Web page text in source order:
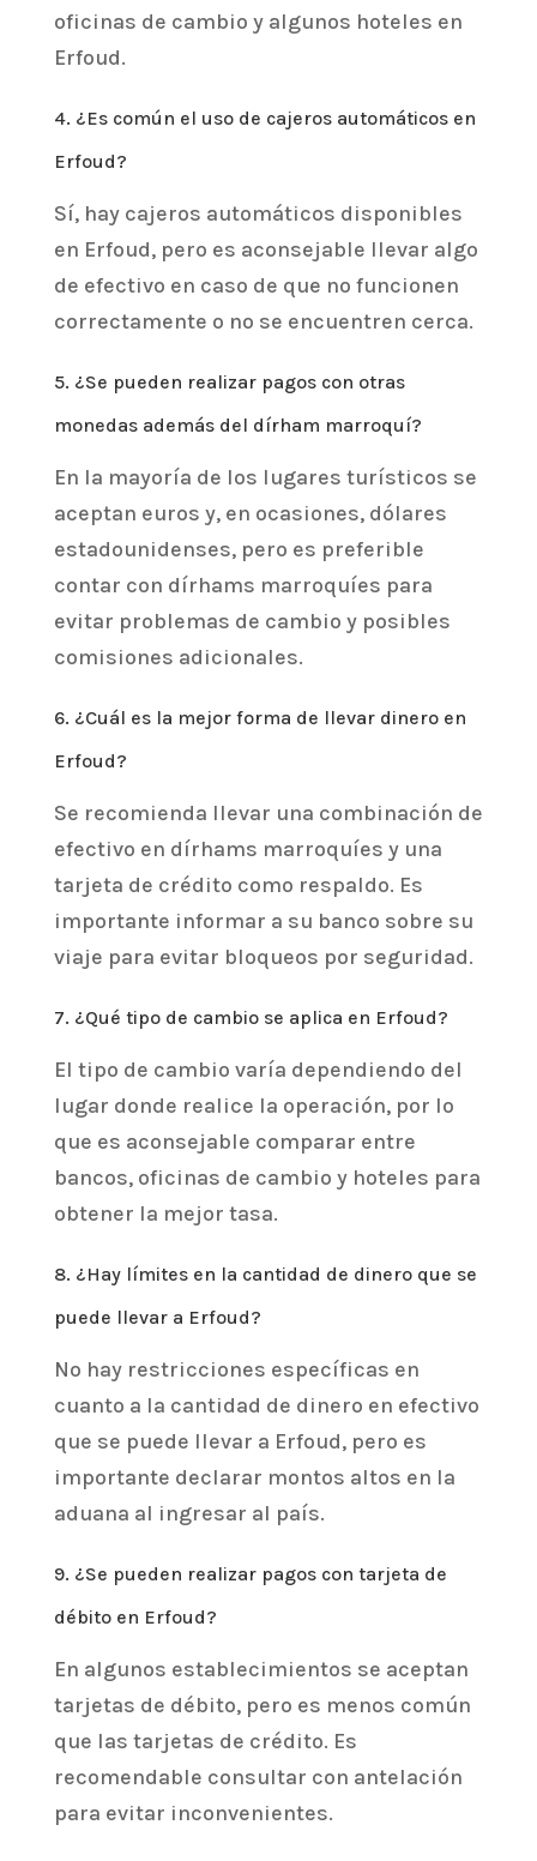
oficinas de cambio y algunos hoteles en
Erfoud.
4. ¿Es común el uso de cajeros automáticos en
Erfoud?
Sí, hay cajeros automáticos disponibles
en Erfoud, pero es aconsejable llevar algo
de efectivo en caso de que no funcionen
correctamente o no se encuentren cerca.
5. ¿Se pueden realizar pagos con otras
monedas además del dírham marroquí?
En la mayoría de los lugares turísticos se
aceptan euros y, en ocasiones, dólares
estadounidenses, pero es preferible
contar con dírhams marroquíes para
evitar problemas de cambio y posibles
comisiones adicionales.
6. ¿Cuál es la mejor forma de llevar dinero en
Erfoud?
Se recomienda llevar una combinación de
efectivo en dírhams marroquíes y una
tarjeta de crédito como respaldo. Es
importante informar a su banco sobre su
viaje para evitar bloqueos por seguridad.
7. ¿Qué tipo de cambio se aplica en Erfoud?
El tipo de cambio varía dependiendo del
lugar donde realice la operación, por lo
que es aconsejable comparar entre
bancos, oficinas de cambio y hoteles para
obtener la mejor tasa.
8. ¿Hay límites en la cantidad de dinero que se
puede llevar a Erfoud?
No hay restricciones específicas en
cuanto a la cantidad de dinero en efectivo
que se puede llevar a Erfoud, pero es
importante declarar montos altos en la
aduana al ingresar al país.
9. ¿Se pueden realizar pagos con tarjeta de
débito en Erfoud?
En algunos establecimientos se aceptan
tarjetas de débito, pero es menos común
que las tarjetas de crédito. Es
recomendable consultar con antelación
para evitar inconvenientes.